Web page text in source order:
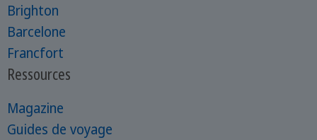
Brighton
Barcelone
Francfort
Ressources
Magazine
Guides de voyage